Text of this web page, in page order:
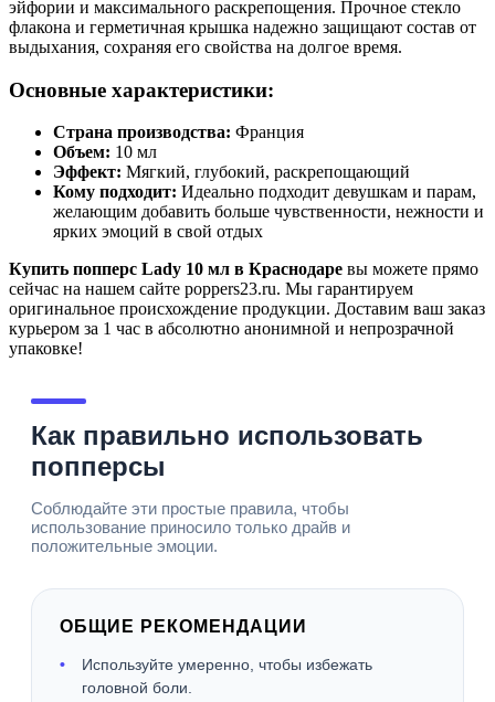
эйфории и максимального раскрепощения. Прочное стекло
флакона и герметичная крышка надежно защищают состав от
выдыхания, сохраняя его свойства на долгое время.
Основные характеристики:
Страна производства: Франция
Объем: 10 мл
Эффект: Мягкий, глубокий, раскрепощающий
Кому подходит: Идеально подходит девушкам и парам,
желающим добавить больше чувственности, нежности и
ярких эмоций в свой отдых
Купить попперс Lady 10 мл в Краснодаре вы можете прямо
сейчас на нашем сайте poppers23.ru. Мы гарантируем
оригинальное происхождение продукции. Доставим ваш заказ
курьером за 1 час в абсолютно анонимной и непрозрачной
упаковке!
Как правильно использовать
попперсы
Соблюдайте эти простые правила, чтобы
использование приносило только драйв и
положительные эмоции.
ОБЩИЕ РЕКОМЕНДАЦИИ
Используйте умеренно, чтобы избежать
головной боли.